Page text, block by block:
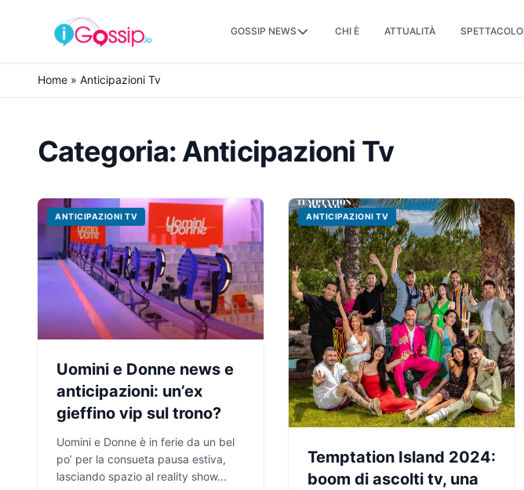
Skip to content
GOSSIP NEWS CHI È ATTUALITÀ SPETTACOLO
Home » Anticipazioni Tv
Categoria: Anticipazioni Tv
ANTICIPAZIONI TV
Uomini e Donne news e
anticipazioni: un’ex
gieffino vip sul trono?
Uomini e Donne è in ferie da un bel
po’ per la consueta pausa estiva,
lasciando spazio al reality show...
ANTICIPAZIONI TV
Temptation Island 2024:
boom di ascolti tv, una